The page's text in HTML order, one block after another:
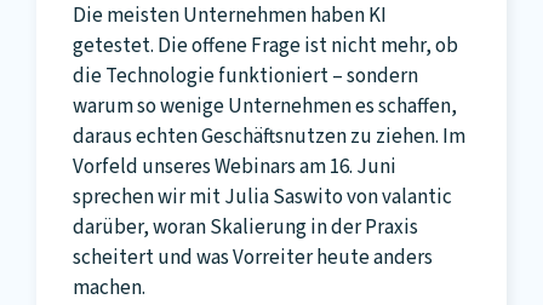
Die meisten Unternehmen haben KI
getestet. Die offene Frage ist nicht mehr, ob
die Technologie funktioniert – sondern
warum so wenige Unternehmen es schaffen,
daraus echten Geschäftsnutzen zu ziehen. Im
Vorfeld unseres Webinars am 16. Juni
sprechen wir mit Julia Saswito von valantic
darüber, woran Skalierung in der Praxis
scheitert und was Vorreiter heute anders
machen.